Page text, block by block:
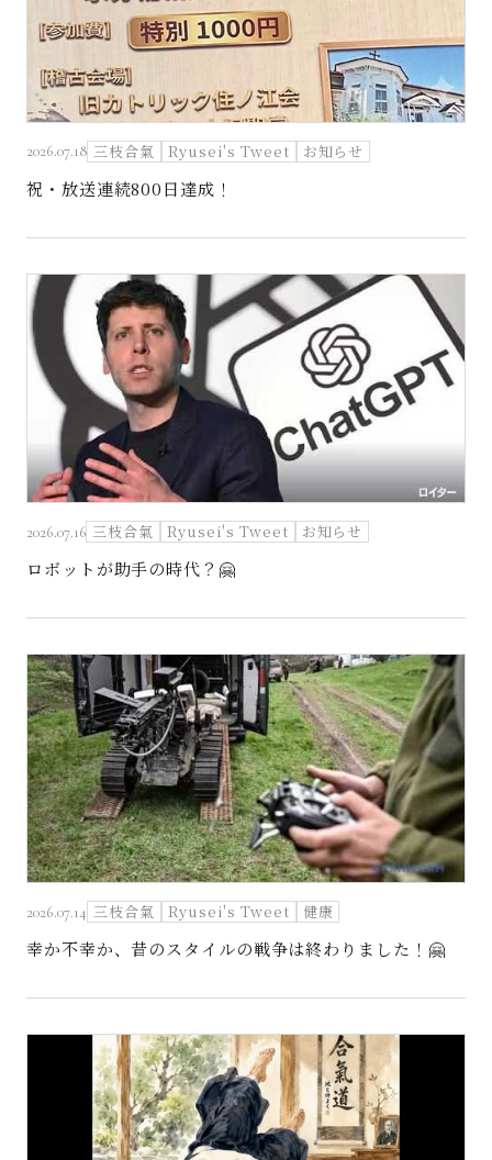
2026.07.18 三枝合氣 Ryusei's Tweet お知らせ
祝・放送連続800日達成！
2026.07.16 三枝合氣 Ryusei's Tweet お知らせ
ロボットが助手の時代？🤗
2026.07.14 三枝合氣 Ryusei's Tweet 健康
幸か不幸か、昔のスタイルの戦争は終わりました！🤗